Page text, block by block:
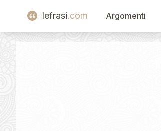
lefrasi.com Argomenti